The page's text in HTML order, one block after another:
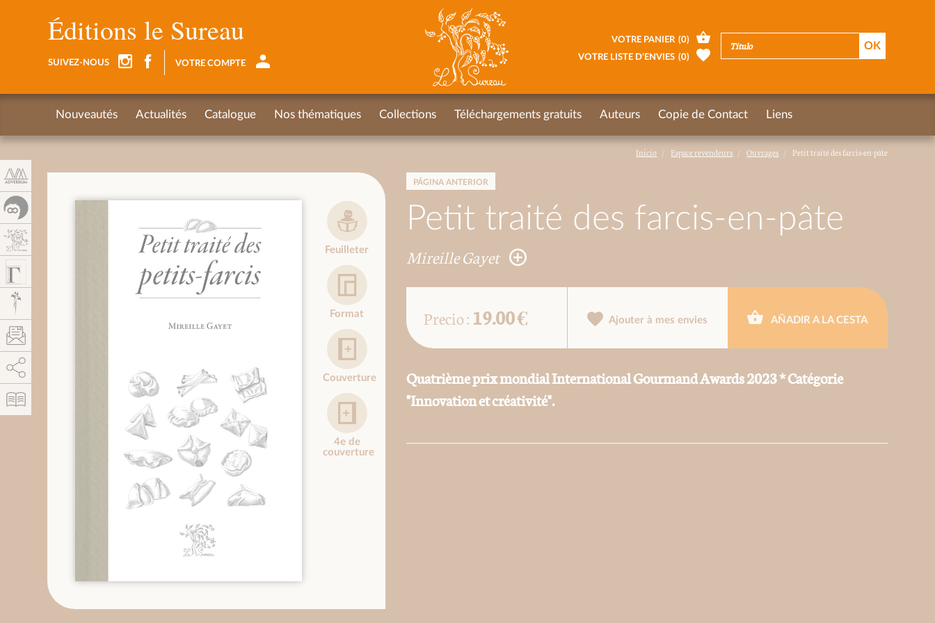
Inicio Espace revendeurs Ouvrages Petit traité des farcis-en-pâte
PÁGINA ANTERIOR
Petit traité des farcis-en-pâte
Mireille Gayet
Feuilleter
Format
Couverture
4e de
couverture
Precio : 19.00 € Ajouter à mes envies AÑADIR A LA CESTA
Quatrième prix mondial International Gourmand Awards 2023 * Catégorie
"Innovation et créativité".
Éditions le Sureau
SUIVEZ-NOUS VOTRE COMPTE
VOTRE PANIER (0)
VOTRE LISTE D’ENVIES (0)
Nouveautés Actualités Catalogue Nos thématiques Collections Téléchargements gratuits Auteurs Copie de Contact Liens